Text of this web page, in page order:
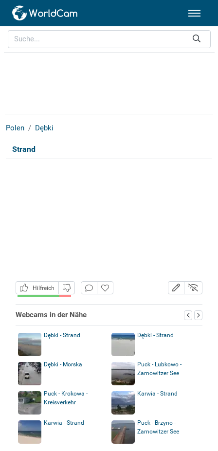
Polen Dębki
Strand
Hilfreich
Webcams in der Nähe
Dębki - Strand Dębki - Strand
Dębki - Morska
Puck - Lubkowo -
Zarnowitzer See
Puck - Krokowa -
Kreisverkehr
Karwia - Strand
Karwia - Strand
Puck - Brzyno -
Zarnowitzer See